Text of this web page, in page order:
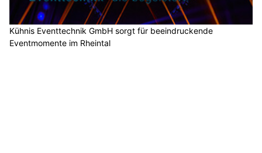
Kühnis Eventtechnik GmbH sorgt für beeindruckende
Eventmomente im Rheintal